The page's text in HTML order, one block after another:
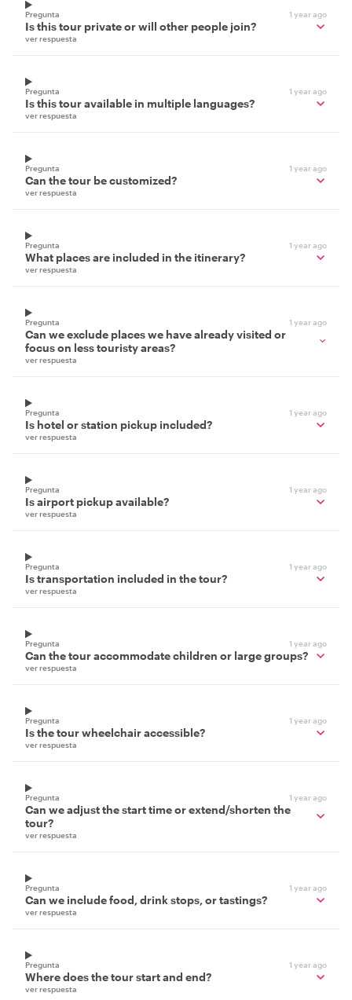
Pregunta 1 year ago
Is this tour private or will other people join?
ver respuesta
Pregunta 1 year ago
Is this tour available in multiple languages?
ver respuesta
Pregunta 1 year ago
Can the tour be customized?
ver respuesta
Pregunta 1 year ago
What places are included in the itinerary?
ver respuesta
Pregunta 1 year ago
Can we exclude places we have already visited or
focus on less touristy areas?
ver respuesta
Pregunta 1 year ago
Is hotel or station pickup included?
ver respuesta
Pregunta 1 year ago
Is airport pickup available?
ver respuesta
Pregunta 1 year ago
Is transportation included in the tour?
ver respuesta
Pregunta 1 year ago
Can the tour accommodate children or large groups?
ver respuesta
Pregunta 1 year ago
Is the tour wheelchair accessible?
ver respuesta
Pregunta 1 year ago
Can we adjust the start time or extend/shorten the
tour?
ver respuesta
Pregunta 1 year ago
Can we include food, drink stops, or tastings?
ver respuesta
Pregunta 1 year ago
Where does the tour start and end?
ver respuesta